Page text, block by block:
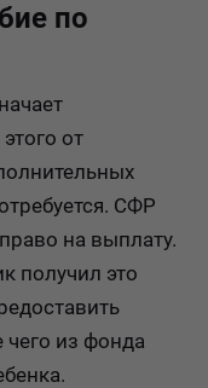
по
от
СФР
на выплату.
получил это
из фонда